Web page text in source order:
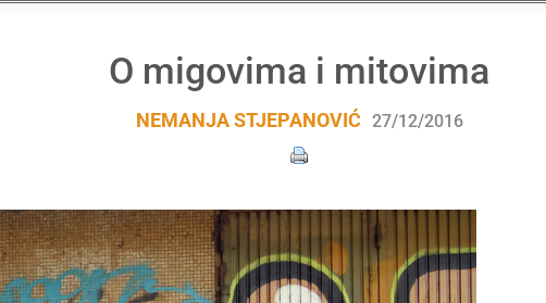
O migovima i mitovima
NEMANJA STJEPANOVIĆ 27/12/2016